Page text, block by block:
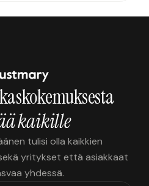
kaikille
tulisi olla kaikkien
yritykset että asiakkaat
yhdessä.